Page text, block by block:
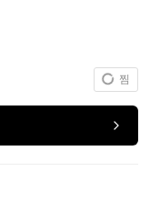
찜